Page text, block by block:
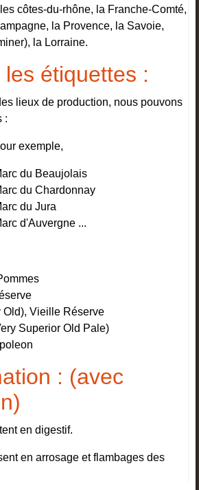
côtes-du-rhône, la Franche-Comté,
la Provence, la Savoie,
la Lorraine.
étiquettes :
lieux de production, nous pouvons
:
exemple,
du Beaujolais
du Chardonnay
du Jura
d'Auvergne ...
Old), Vieille Réserve
Superior Old Pale)
: (avec
en digestif.
en arrosage et flambages des